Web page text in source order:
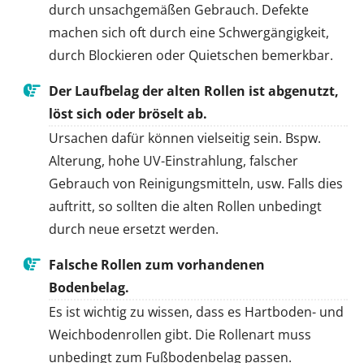
durch unsachgemäßen Gebrauch. Defekte
machen sich oft durch eine Schwergängigkeit,
durch Blockieren oder Quietschen bemerkbar.
Der Laufbelag der alten Rollen ist abgenutzt,
löst sich oder bröselt ab.
Ursachen dafür können vielseitig sein. Bspw.
Alterung, hohe UV-Einstrahlung, falscher
Gebrauch von Reinigungsmitteln, usw. Falls dies
auftritt, so sollten die alten Rollen unbedingt
durch neue ersetzt werden.
Falsche Rollen zum vorhandenen
Bodenbelag.
Es ist wichtig zu wissen, dass es Hartboden- und
Weichbodenrollen gibt. Die Rollenart muss
unbedingt zum Fußbodenbelag passen.